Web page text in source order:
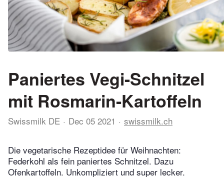
Paniertes Vegi-Schnitzel
mit Rosmarin-Kartoffeln
Swissmilk DE Dec 05 2021 swissmilk.ch
Die vegetarische Rezeptidee für Weihnachten:
Federkohl als fein paniertes Schnitzel. Dazu
Ofenkartoffeln. Unkompliziert und super lecker.